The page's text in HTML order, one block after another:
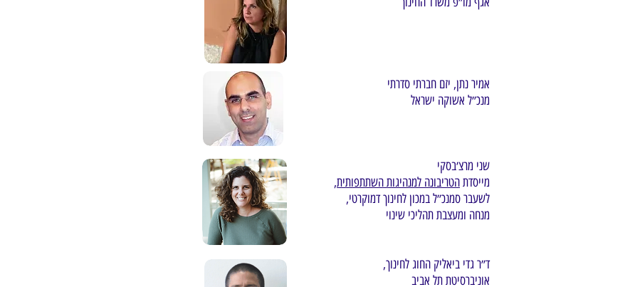
אמיר נתן, יזם חברתי סדרתי
מנכ״ל אשוקה ישראל
שני מרצ׳בסקי
מייסדתהטריבונה למנהיגות השתתפותית,
לשעבר סמנכ״ל במכון לחינוך דמוקרטי,
מנחה ומעצבת תהליכי שינוי
ד״ר גדי ביאליק החוג לחינוך,
אוניברסיטת תל אביב